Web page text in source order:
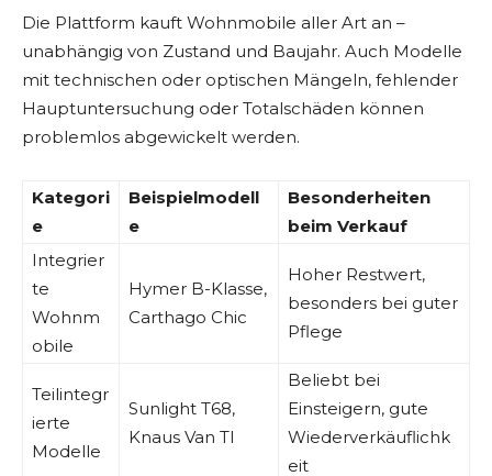
Die Plattform kauft Wohnmobile aller Art an –
unabhängig von Zustand und Baujahr. Auch Modelle
mit technischen oder optischen Mängeln, fehlender
Hauptuntersuchung oder Totalschäden können
problemlos abgewickelt werden.
Kategori
e
Beispielmodell
e
Besonderheiten
beim Verkauf
Integrier
te
Wohnm
obile
Hymer B-Klasse,
Carthago Chic
Hoher Restwert,
besonders bei guter
Pflege
Teilintegr
ierte
Modelle
Sunlight T68,
Knaus Van TI
Beliebt bei
Einsteigern, gute
Wiederverkäuflichk
eit